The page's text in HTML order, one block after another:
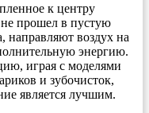
к центру
прошел в пустую
направляют воздух на
энергию.
играя с моделями
и зубочисток,
является лучшим.